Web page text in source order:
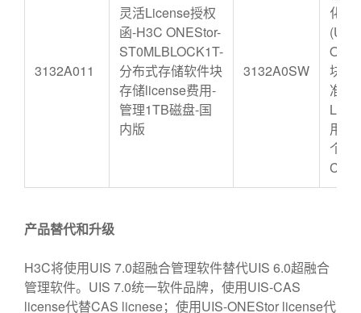
3132A011
灵活License授权
函-H3C ONEStor-
ST0MLBLOCK1T-
分布式存储软件块
存储license费用-
管理1TB磁盘-国
内版
3132A0SW
化软
(UIS
块存
准版
用-
个物
CPU
产品替代和升级
H3C将使用UIS 7.0超融合管理软件替代UIS 6.0超融合
管理软件。UIS 7.0统一软件品牌，使用UIS-CAS
license代替CAS licnese；使用UIS-ONEStor license代